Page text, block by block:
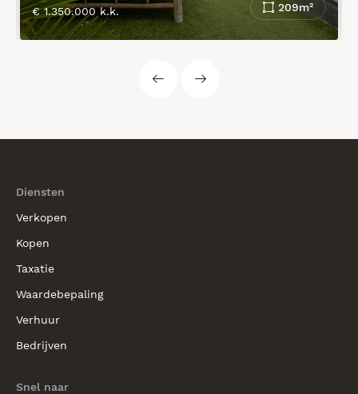
€ 1.350.000 k.k. 209m²
Diensten
Verkopen
Kopen
Taxatie
Waardebepaling
Verhuur
Bedrijven
Snel naar